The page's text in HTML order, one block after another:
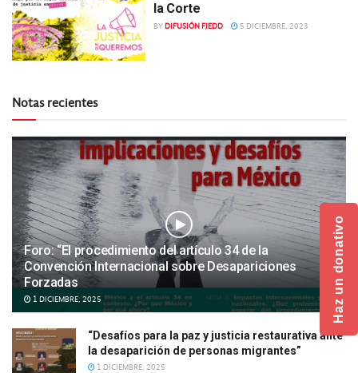
la Corte
BY DIFUSIÓN FJEDD 5 DICIEMBRE, 2023
Notas recientes
Foro: “El procedimiento del artículo 34 de la
Convención Internacional sobre Desapariciones
Forzadas
1 DICIEMBRE, 2025
“Desafíos para la paz y justicia restaurativa ante
la desaparición de personas migrantes”
1 DICIEMBRE, 2025
Haz un donativo